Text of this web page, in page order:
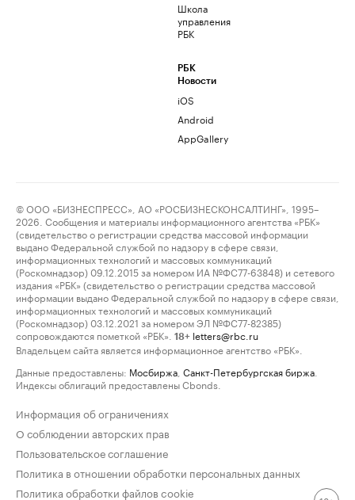
Школа
управления
РБК
РБК
Новости
iOS
Android
AppGallery
© ООО «БИЗНЕСПРЕСС», АО «РОСБИЗНЕСКОНСАЛТИНГ», 1995–
2026. Сообщения и материалы информационного агентства «РБК»
(свидетельство о регистрации средства массовой информации
выдано Федеральной службой по надзору в сфере связи,
информационных технологий и массовых коммуникаций
(Роскомнадзор) 09.12.2015 за номером ИА №ФС77-63848) и сетевого
издания «РБК» (свидетельство о регистрации средства массовой
информации выдано Федеральной службой по надзору в сфере связи,
информационных технологий и массовых коммуникаций
(Роскомнадзор) 03.12.2021 за номером ЭЛ №ФС77-82385)
сопровождаются пометкой «РБК».
18+ letters@rbc.ru
Владельцем сайта является информационное агентство «РБК».
Данные предоставлены: Мосбиржа Санкт-Петербургская биржа
Индексы облигаций предоставлены Cbonds.
Информация об ограничениях
О соблюдении авторских прав
Пользовательское соглашение
Политика в отношении обработки персональных данных
Политика обработки файлов cookie